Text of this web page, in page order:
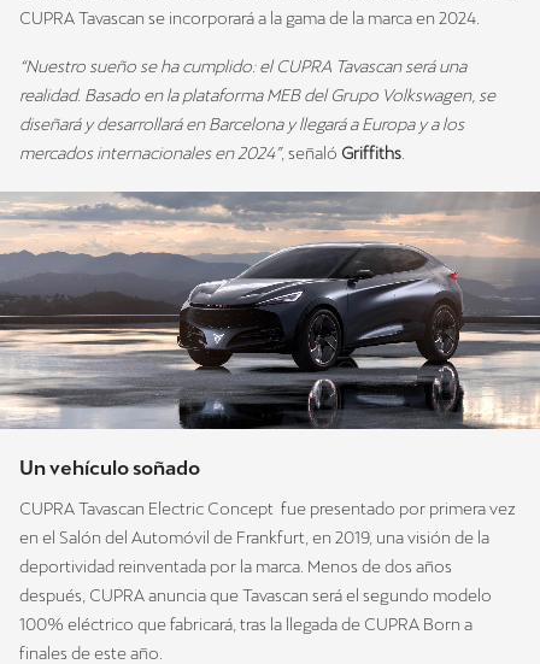
CUPRA Tavascan se incorporará a la gama de la marca en 2024.
“Nuestro sueño se ha cumplido: el CUPRA Tavascan será una
realidad. Basado en la plataforma MEB del Grupo Volkswagen, se
diseñará y desarrollará en Barcelona y llegará a Europa y a los
mercados internacionales en 2024”, señaló Griffiths
Un vehículo soñado
CUPRA Tavascan Electric Concept fue presentado por primera vez
en el Salón del Automóvil de Frankfurt, en 2019, una visión de la
deportividad reinventada por la marca. Menos de dos años
después, CUPRA anuncia que Tavascan será el segundo modelo
100% eléctrico que fabricará, tras la llegada de CUPRA Born a
finales de este año.